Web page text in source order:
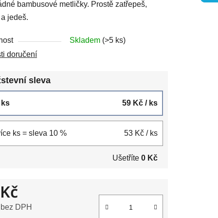
bambusové metličky. Prostě zatřepeš,
jedeš.
Skladem (>5 ks)
doručení
sleva
ks 59 Kč / ks
ks = sleva 10 % 53 Kč / ks
Ušetříte 0 Kč
DPH